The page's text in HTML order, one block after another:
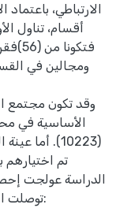
الارتباطي،
أقسام، تناول
ومجالين في
وقد تكون مجتمع
الأساسية في
تم اختيارهم
الدراسة عولجت